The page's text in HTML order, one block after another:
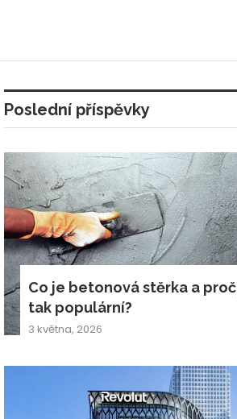
Poslední příspěvky
Co je betonová stěrka a
tak populární?
3 května, 2026